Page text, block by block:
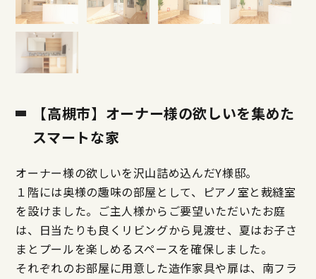
【高槻市】オーナー様の欲しいを集めた
スマートな家
オーナー様の欲しいを沢山詰め込んだY様邸。
１階には奥様の趣味の部屋として、ピアノ室と裁縫室
を設けました。ご主人様からご要望いただいたお庭
は、日当たりも良くリビングから見渡せ、夏はお子さ
まとプールを楽しめるスペースを確保しました。
それぞれのお部屋に用意した造作家具や扉は、南フラ